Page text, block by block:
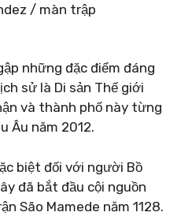
/ màn trập
những đặc điểm đáng
sử là Di sản Thế giới
và thành phố này từng
Âu năm 2012.
biệt đối với người Bồ
đã bắt đầu cội nguồn
São Mamede năm 1128.